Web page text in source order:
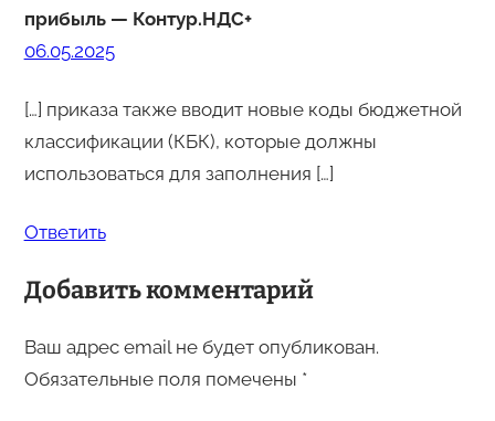
прибыль — Контур.НДС+
06.05.2025
[…] приказа также вводит новые коды бюджетной
классификации (КБК), которые должны
использоваться для заполнения […]
Ответить
Добавить комментарий
Ваш адрес email не будет опубликован.
Обязательные поля помечены *